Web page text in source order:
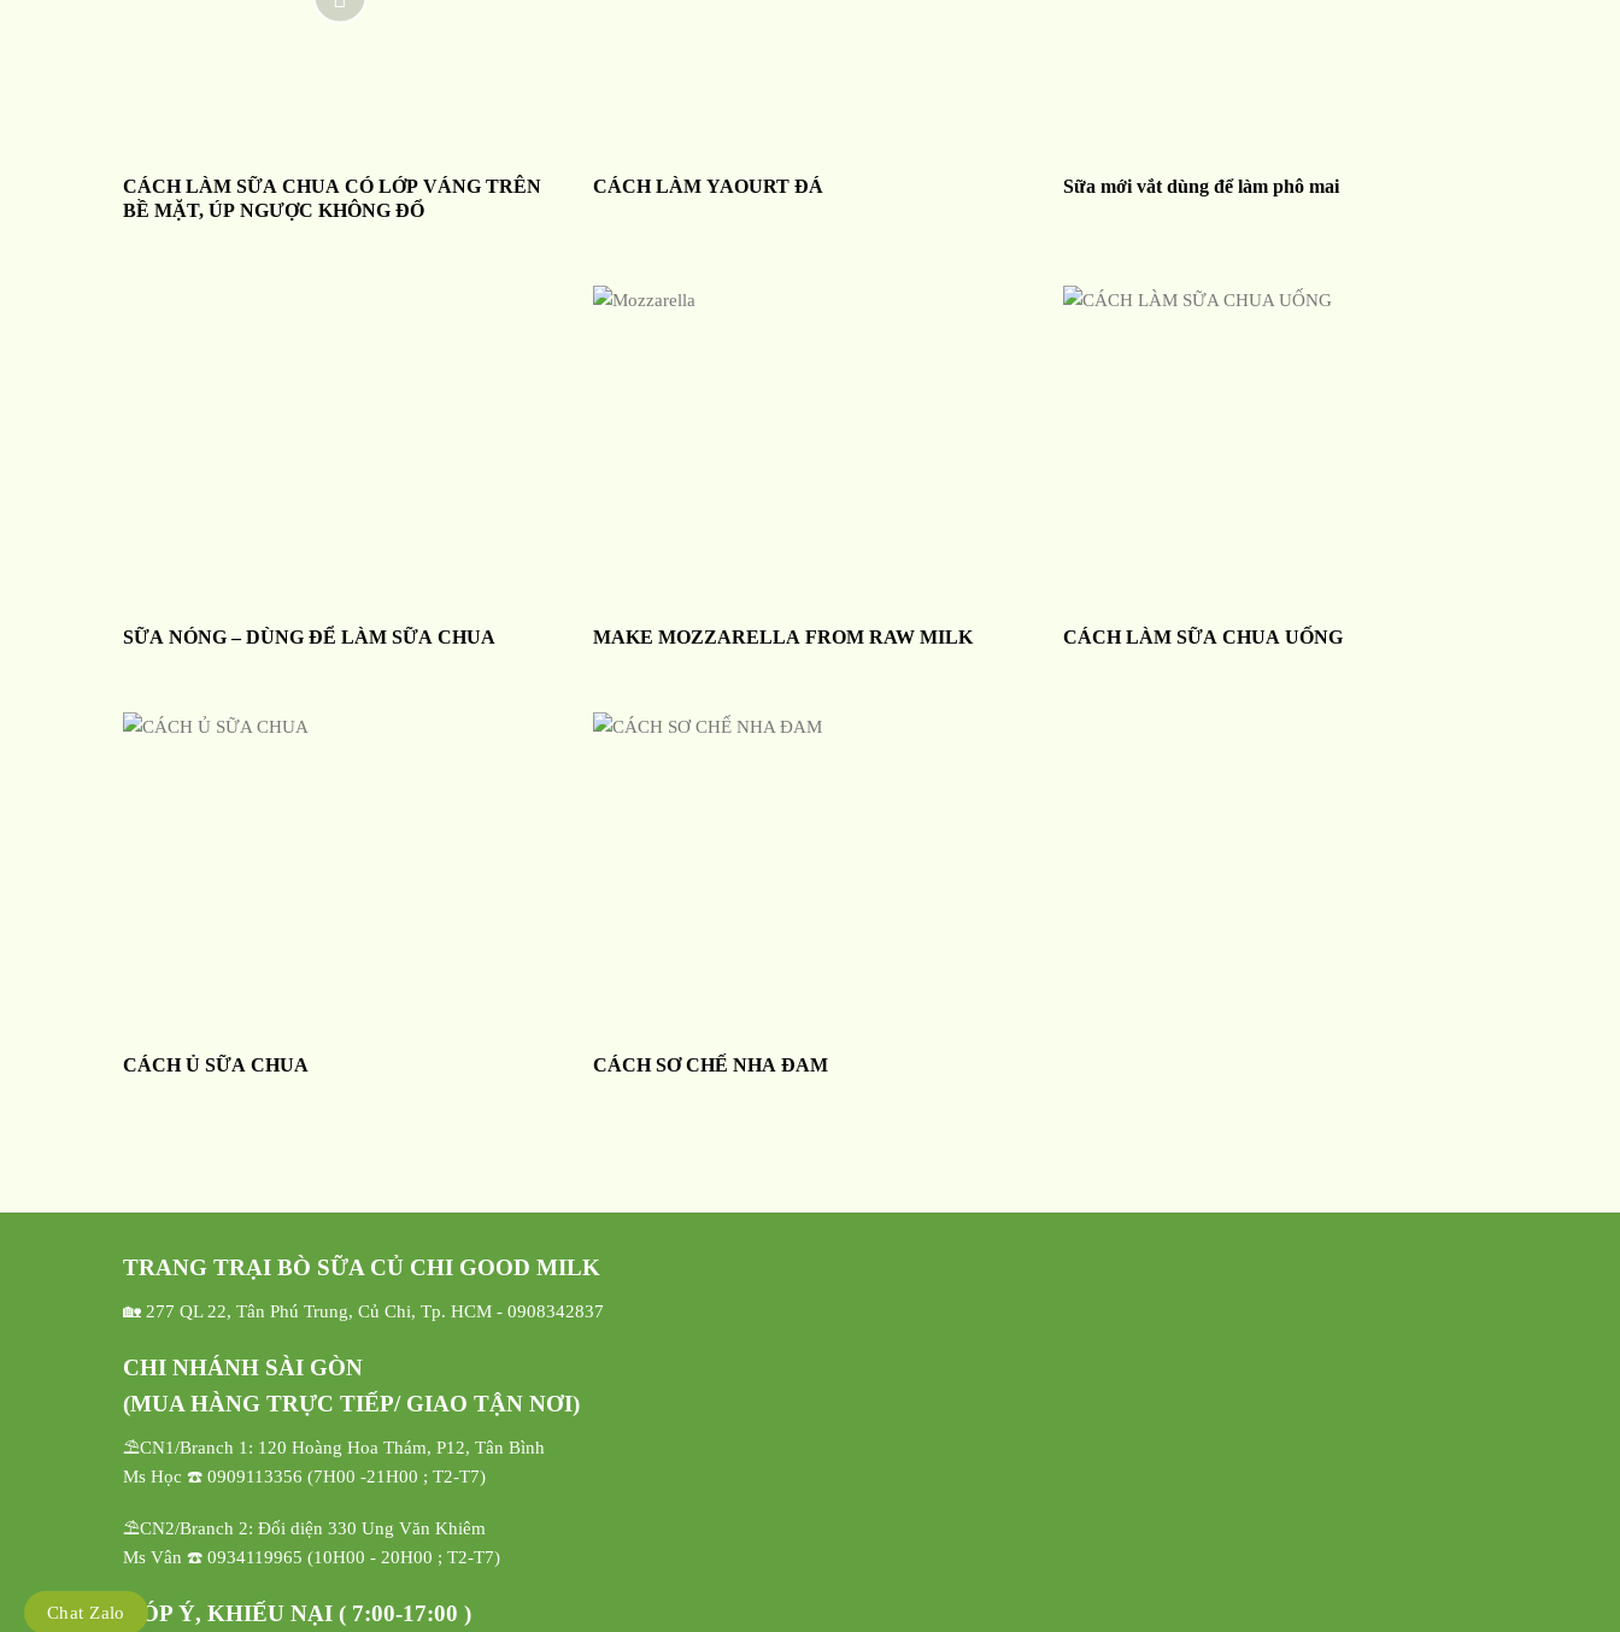
CÁCH LÀM SỮA CHUA CÓ LỚP VÁNG TRÊN
BỀ MẶT, ÚP NGƯỢC KHÔNG ĐỔ
CÁCH LÀM YAOURT ĐÁ Sữa mới vắt dùng để làm phô mai
SỮA NÓNG – DÙNG ĐỂ LÀM SỮA CHUA MAKE MOZZARELLA FROM RAW MILK CÁCH LÀM SỮA CHUA UỐNG
CÁCH Ủ SỮA CHUA CÁCH SƠ CHẾ NHA ĐAM
TRANG TRẠI BÒ SỮA CỦ CHI GOOD MILK
🏡 277 QL 22, Tân Phú Trung, Củ Chi, Tp. HCM - 0908342837
CHI NHÁNH SÀI GÒN
(MUA HÀNG TRỰC TIẾP/ GIAO TẬN NƠI)
⛱️CN1/Branch 1: 120 Hoàng Hoa Thám, P12, Tân Bình
Ms Học ☎️ 0909113356 (7H00 -21H00 ; T2-T7)
⛱️CN2/Branch 2: Đối diện 330 Ung Văn Khiêm
Ms Vân ☎️ 0934119965 (10H00 - 20H00 ; T2-T7)
GÓP Ý, KHIẾU NẠI ( 7:00-17:00 )
Chat Zalo